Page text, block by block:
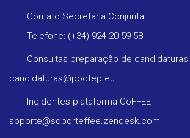
Contato Secretaria Conjunta:
Telefone: (+34) 924 20 59 58
Consultas preparação de candidaturas:
candidaturas@poctep.eu
Incidentes plataforma CoFFEE:
soporte@soporteffee.zendesk.com